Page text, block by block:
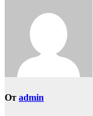
От admin